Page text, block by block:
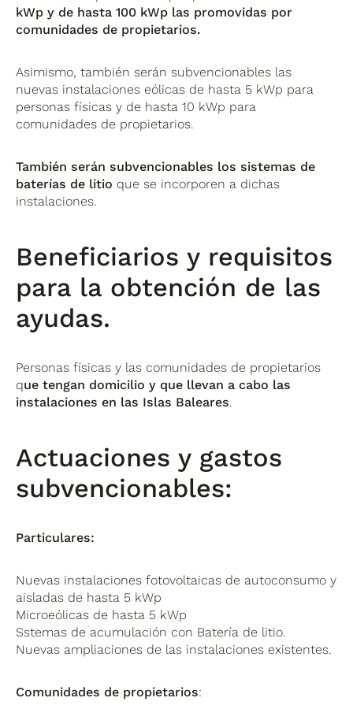
kWp y de hasta 100 kWp las promovidas por
comunidades de propietarios.
Asimismo, también serán subvencionables las
nuevas instalaciones eólicas de hasta 5 kWp para
personas físicas y de hasta 10 kWp para
comunidades de propietarios.
También serán subvencionables los sistemas de
baterías de litio que se incorporen a dichas
instalaciones.
Beneficiarios y requisitos
para la obtención de las
ayudas.
Personas físicas y las comunidades de propietarios
que tengan domicilio y que llevan a cabo las
instalaciones en las Islas Baleares.
Actuaciones y gastos
subvencionables:
Particulares:
Nuevas instalaciones fotovoltaicas de autoconsumo y
aisladas de hasta 5 kWp
Microeólicas de hasta 5 kWp
Sstemas de acumulación con Batería de litio.
Nuevas ampliaciones de las instalaciones existentes.
Comunidades de propietarios: